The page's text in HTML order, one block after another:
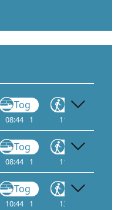
Tog
08:44 1
Gå
11:45
Tog
08:44 1
Gå
11:45
Tog
10:44 1
Gå
13:45